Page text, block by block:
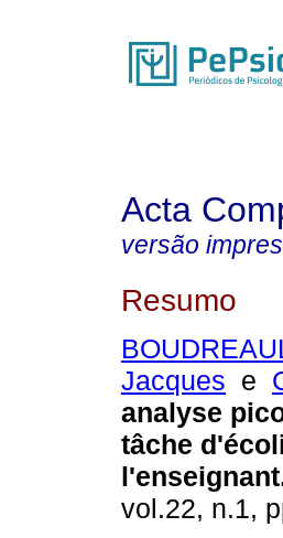
Acta
versão
Resumo
Jacques e
analyse
tâche
l'enseignant
vol.22, n.1,